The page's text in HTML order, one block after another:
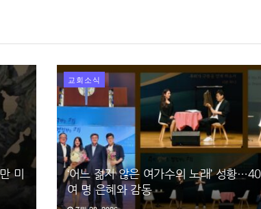
미
교회소식
‘어느 젊지 않은 여가수의 노래’ 성황
여 명 은혜와 감동